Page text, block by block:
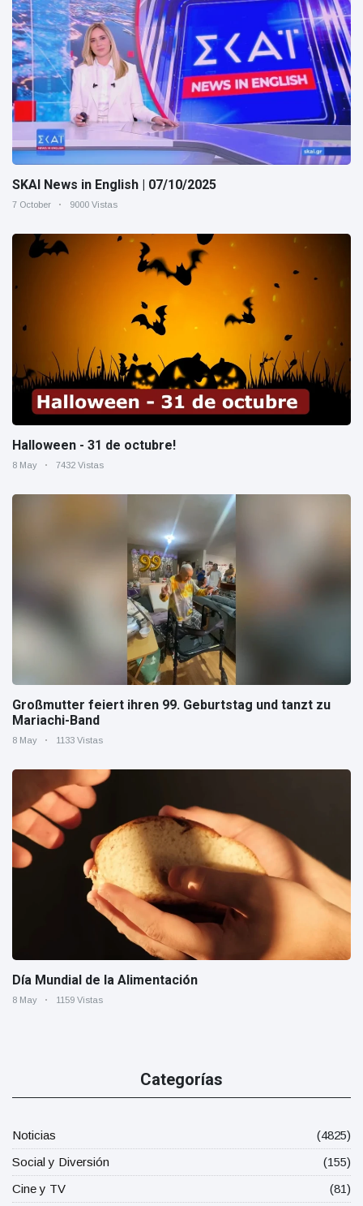
SKAI News in English | 07/10/2025
7 October 9000 Vistas
Halloween - 31 de octubre!
8 May 7432 Vistas
Großmutter feiert ihren 99. Geburtstag und tanzt zu
Mariachi-Band
8 May 1133 Vistas
Día Mundial de la Alimentación
8 May 1159 Vistas
Categorías
Noticias
(4825)
Social y Diversión
(155)
Cine y TV
(81)